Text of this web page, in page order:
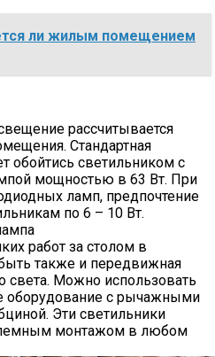
ли жилым помещением
рассчитывается
Стандартная
обойтись светильником с
мощностью в 63 Вт. При
ламп, предпочтение
по 6 – 10 Вт.
работ за столом в
также и передвижная
света. Можно использовать
оборудование с рычажными
Эти светильники
монтажом в любом